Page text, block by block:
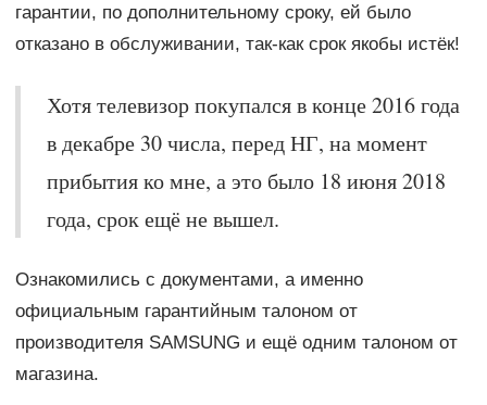
гарантии, по дополнительному сроку, ей было
отказано в обслуживании, так-как срок якобы истёк!
Хотя телевизор покупался в конце 2016 года
в декабре 30 числа, перед НГ, на момент
прибытия ко мне, а это было 18 июня 2018
года, срок ещё не вышел.
Ознакомились с документами, а именно
официальным гарантийным талоном от
производителя SAMSUNG и ещё одним талоном от
магазина.